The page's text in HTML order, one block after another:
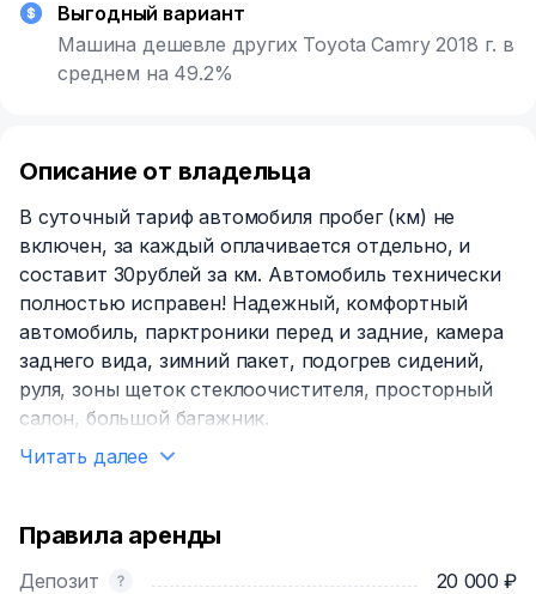
Выгодный вариант
Машина дешевле других Toyota Camry 2018 г. в
среднем на 49.2%
Описание от владельца
В суточный тариф автомобиля пробег (км) не
включен, за каждый оплачивается отдельно, и
составит 30рублей за км. Автомобиль технически
полностью исправен! Надежный, комфортный
автомобиль, парктроники перед и задние, камера
заднего вида, зимний пакет, подогрев сидений,
руля, зоны щеток стеклоочистителя, просторный
салон, большой багажник.
Читать далее
Правила аренды
Депозит
20 000 ₽